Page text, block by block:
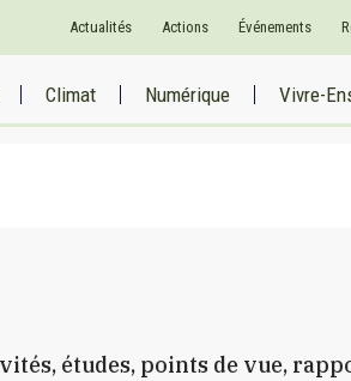
Actualités Actions Événements
Climat Numérique Vivre-
études, points de vue,